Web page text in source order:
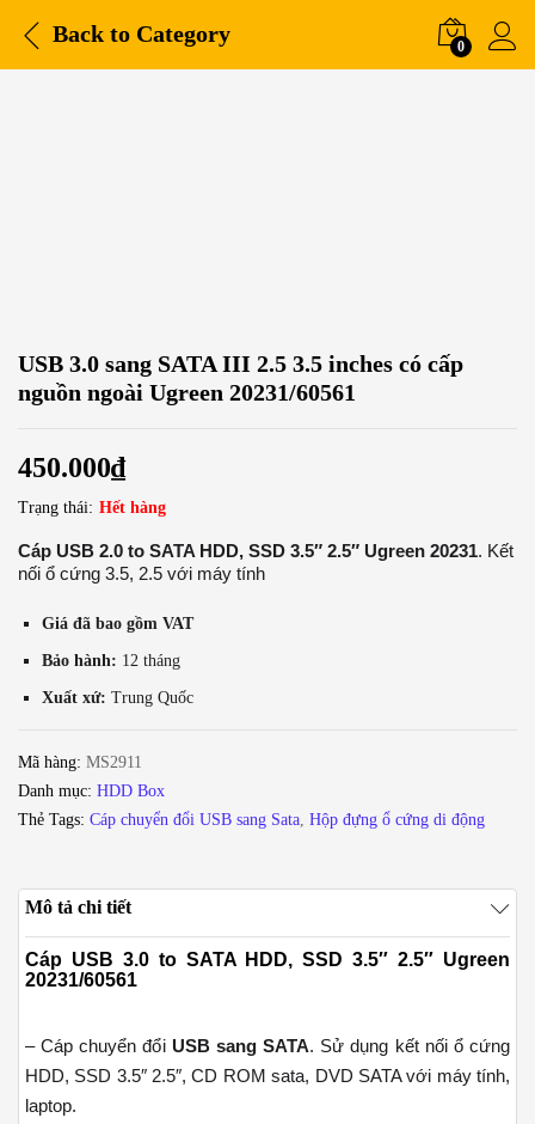
Back to Category 0
USB 3.0 sang SATA III 2.5 3.5 inches có cấp
nguồn ngoài Ugreen 20231/60561
450.000₫
Trạng thái: Hết hàng
Cáp USB 2.0 to SATA HDD, SSD 3.5″ 2.5″ Ugreen 20231. Kết
nối ổ cứng 3.5, 2.5 với máy tính
Giá đã bao gồm VAT
Bảo hành: 12 tháng
Xuất xứ: Trung Quốc
Mã hàng: MS2911
Danh mục: HDD Box
Thẻ Tags: Cáp chuyển đổi USB sang Sata, Hộp đựng ổ cứng di động
Mô tả chi tiết
Cáp USB 3.0 to SATA HDD, SSD 3.5″ 2.5″ Ugreen
20231/60561
– Cáp chuyển đổi USB sang SATA. Sử dụng kết nối ổ cứng
HDD, SSD 3.5″ 2.5″, CD ROM sata, DVD SATA với máy tính,
laptop.